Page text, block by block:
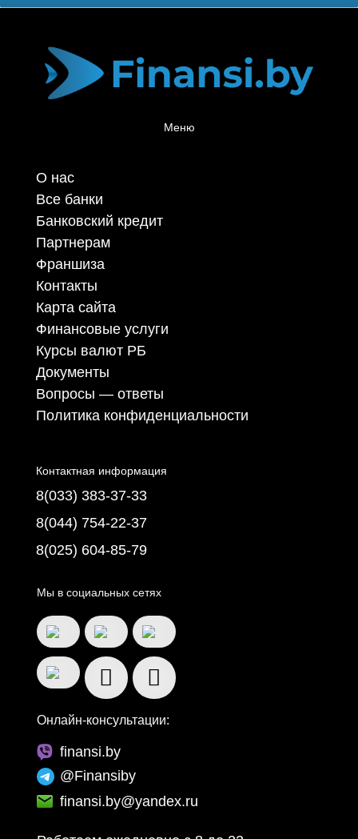
Меню
О нас
Все банки
Банковский кредит
Партнерам
Франшиза
Контакты
Карта сайта
Финансовые услуги
Курсы валют РБ
Документы
Вопросы — ответы
Политика конфиденциальности
Контактная информация
8(033) 383-37-33
8(044) 754-22-37
8(025) 604-85-79
Мы в социальных сетях
Онлайн-консультации:
finansi.by
@Finansiby
finansi.by@yandex.ru